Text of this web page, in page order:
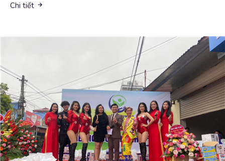
Chi tiết